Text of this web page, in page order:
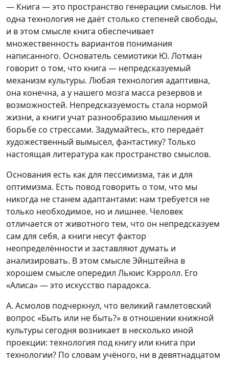
— Книга — это пространство генерации смыслов. Ни
одна технология не даёт столько степеней свободы,
и в этом смысле книга обеспечивает
множественность вариантов понимания
написанного. Основатель семиотики Ю. Лотман
говорит о том, что книга — непредсказуемый
механизм культуры. Любая технология адаптивна,
она конечна, а у нашего мозга масса резервов и
возможностей. Непредсказуемость стала нормой
жизни, а книги учат разнообразию мышления и
борьбе со стрессами. Задумайтесь, кто передаёт
художественный вымысел, фантастику? Только
настоящая литература как пространство смыслов.
Основания есть как для пессимизма, так и для
оптимизма. Есть повод говорить о том, что мы
никогда не станем адаптантами: нам требуется не
только необходимое, но и лишнее. Человек
отличается от животного тем, что он непредсказуем
сам для себя, а книги несут фактор
неопределённости и заставляют думать и
анализировать. В этом смысле Эйнштейна в
хорошем смысле опередил Льюис Кэрролл. Его
«Алиса» — это искусство парадокса.
А. Асмолов подчеркнул, что великий гамлетовский
вопрос «Быть или не быть?» в отношении книжной
культуры сегодня возникает в несколько иной
проекции: технология под книгу или книга при
технологии? По словам учёного, ни в девятнадцатом